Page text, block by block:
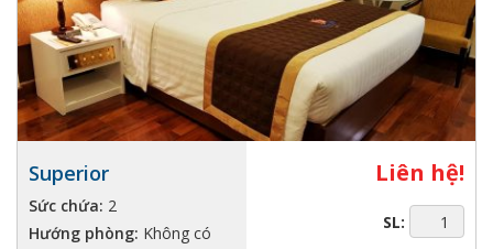
Superior
Sức chứa: 2
Hướng phòng: Không có
Liên hệ!
SL: